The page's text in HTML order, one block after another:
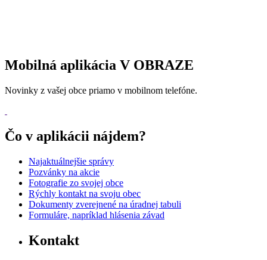
Mobilná aplikácia V OBRAZE
Novinky z vašej obce priamo v mobilnom telefóne.
Čo v aplikácii nájdem?
Najaktuálnejšie správy
Pozvánky na akcie
Fotografie zo svojej obce
Rýchly kontakt na svoju obec
Dokumenty zverejnené na úradnej tabuli
Formuláre, napríklad hlásenia závad
Kontakt